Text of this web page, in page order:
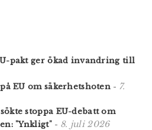
pakt ger ökad invandring till
EU om säkerhetshoten - 7.
stoppa EU-debatt om
"Ynkligt"- 8. juli 2026